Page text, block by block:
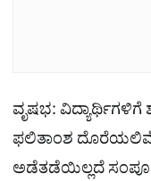
ವೃಷಭ: ವಿದ್ಯಾರ್ಥಿಗಳಿಗೆ
ಫಲಿತಾಂಶ
ಅಡೆತಡೆಯಿಲ್ಲದೆ